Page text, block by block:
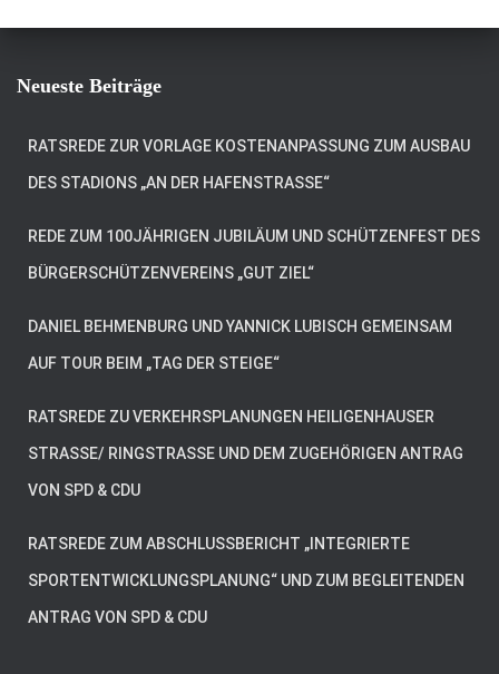
Neueste Beiträge
RATSREDE ZUR VORLAGE KOSTENANPASSUNG ZUM AUSBAU
DES STADIONS „AN DER HAFENSTRASSE“
REDE ZUM 100JÄHRIGEN JUBILÄUM UND SCHÜTZENFEST DES
BÜRGERSCHÜTZENVEREINS „GUT ZIEL“
DANIEL BEHMENBURG UND YANNICK LUBISCH GEMEINSAM
AUF TOUR BEIM „TAG DER STEIGE“
RATSREDE ZU VERKEHRSPLANUNGEN HEILIGENHAUSER
STRASSE/ RINGSTRASSE UND DEM ZUGEHÖRIGEN ANTRAG VO
N SPD & CDU
RATSREDE ZUM ABSCHLUSSBERICHT „INTEGRIERTE
SPORTENTWICKLUNGSPLANUNG“ UND ZUM BEGLEITENDEN
ANTRAG VON SPD & CDU